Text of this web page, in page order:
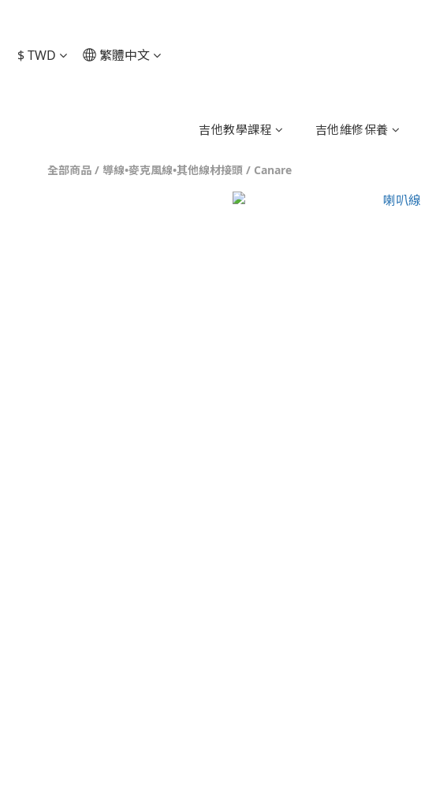
$TWD 繁體中文
吉他教學課程 吉他維修保養
全部商品 / 導線•麥克風線•其他線材接頭 / Canare